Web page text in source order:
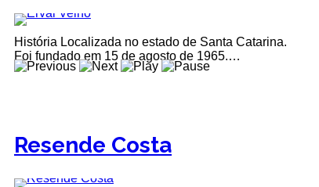
História Localizada no estado de Santa Catarina.
Foi fundado em 15 de agosto de 1965.…
Resende Costa